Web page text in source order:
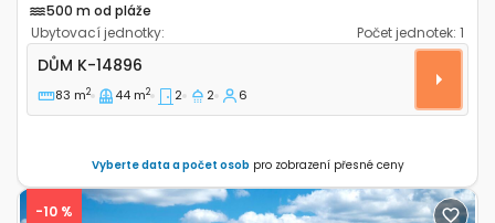
500 m od pláže
Ubytovací jednotky:
Počet jednotek: 1
Dvoupokojový dům Murter K-14896
DŮM K-14896
83 m2 44 m2 2 2 6
Vyberte data a počet osob pro zobrazení přesné ceny
-10 %